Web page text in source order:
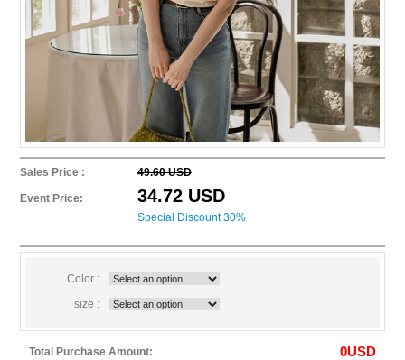
Sales Price : 49.60 USD
Event Price: 34.72 USD
Special Discount 30%
Color :
size :
Total Purchase Amount: 0USD